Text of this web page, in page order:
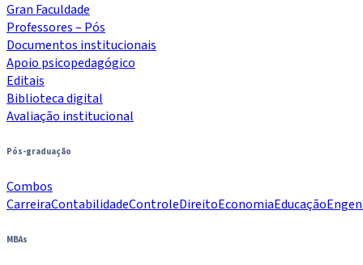
Gran Faculdade
Professores – Pós
Documentos institucionais
Apoio psicopedagógico
Editais
Biblioteca digital
Avaliação institucional
Pós-graduação
Combos
CarreiraContabilidadeControleDireitoEconomiaEducação
MBAs